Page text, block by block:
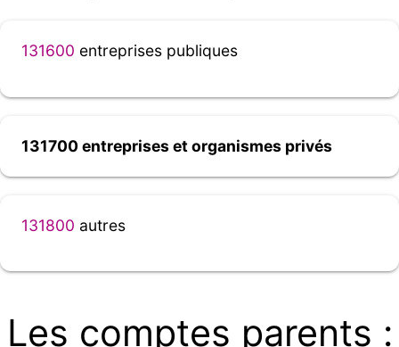
131600 entreprises publiques
131700 entreprises et organismes privés
131800 autres
Les comptes parents :